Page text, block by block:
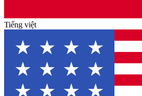
Tiếng việt